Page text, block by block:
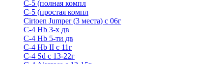
С-5 (полная компл
С-5 (простая компл
Cirtoen Jumper (3 места) с 06г
С-4 Hb 3-х дв
С-4 Hb 5-ти дв
C-4 Hb II с 11г
C-4 Sd c 13-22г